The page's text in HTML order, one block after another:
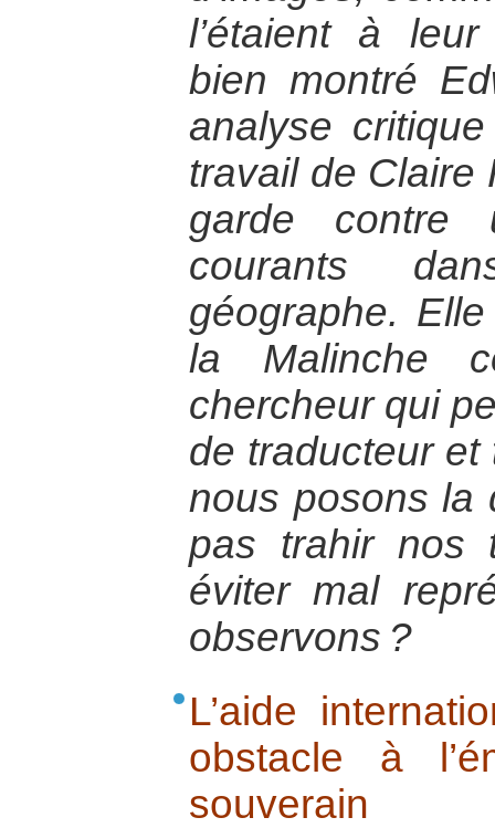
l’étaient à
bien montré
analyse
travail de Claire
garde contre
courants
géographe.
la Malinche
chercheur qui
de traducteur
nous posons la
pas trahir nos
éviter mal
observons ?
L’aide
obstacle à
souverain